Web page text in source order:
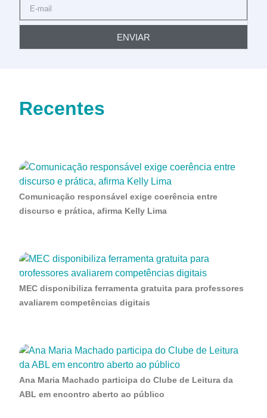
ENVIAR
Recentes
Comunicação responsável exige coerência entre
discurso e prática, afirma Kelly Lima
MEC disponibiliza ferramenta gratuita para professores
avaliarem competências digitais
Ana Maria Machado participa do Clube de Leitura da
ABL em encontro aberto ao público